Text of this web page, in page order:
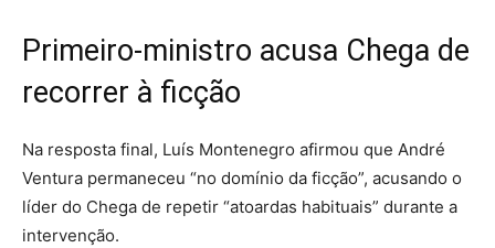
Primeiro-ministro acusa Chega de
recorrer à ficção
Na resposta final, Luís Montenegro afirmou que André
Ventura permaneceu “no domínio da ficção”, acusando o
líder do Chega de repetir “atoardas habituais” durante a
intervenção.